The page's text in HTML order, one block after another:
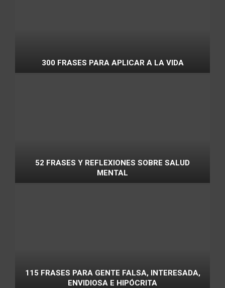
300 FRASES PARA APLICAR A LA VIDA
52 FRASES Y REFLEXIONES SOBRE SALUD
MENTAL
115 FRASES PARA GENTE FALSA, INTERESADA,
ENVIDIOSA E HIPÓCRITA